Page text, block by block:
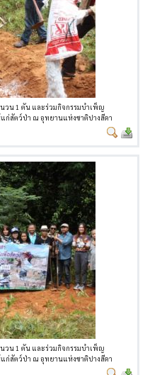
วน 1 ตัน และร่วมกิจกรรมบำเพ็ญ
ก่สัตว์ป่า ณ อุทยานแห่งชาติปางสีดา
วน 1 ตัน และร่วมกิจกรรมบำเพ็ญ
ก่สัตว์ป่า ณ อุทยานแห่งชาติปางสีดา